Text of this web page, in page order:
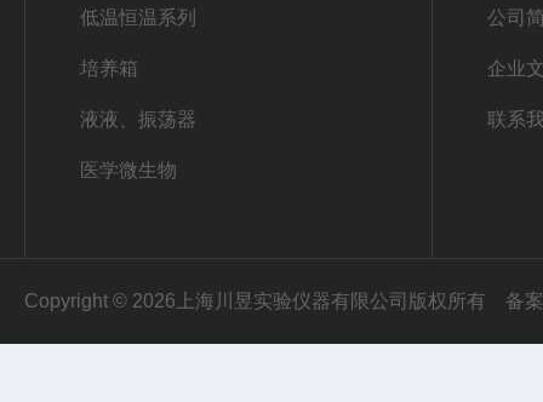
低温恒温系列
培养箱
液液、振荡器
医学微生物
公司
企业
联系
Copyright © 2026上海川昱实验仪器有限公司版权所有 备